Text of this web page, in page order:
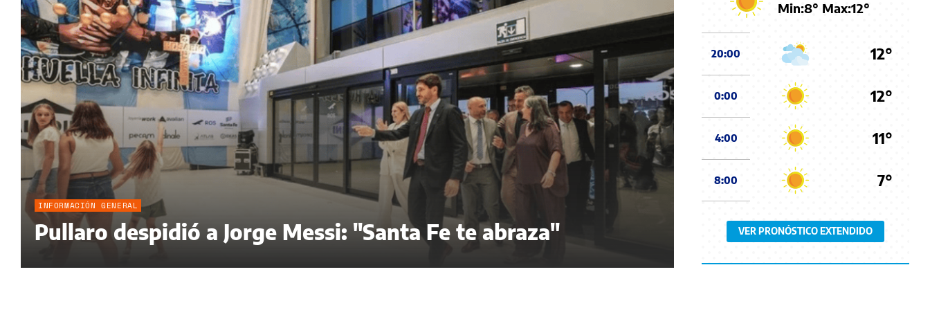
INFORMACIÓN GENERAL
Pullaro despidió a Jorge Messi: "Santa Fe te abraza"
Min:8° Max:12°
20:00 12°
0:00 12°
4:00 11°
8:00 7°
VER PRONÓSTICO EXTENDIDO